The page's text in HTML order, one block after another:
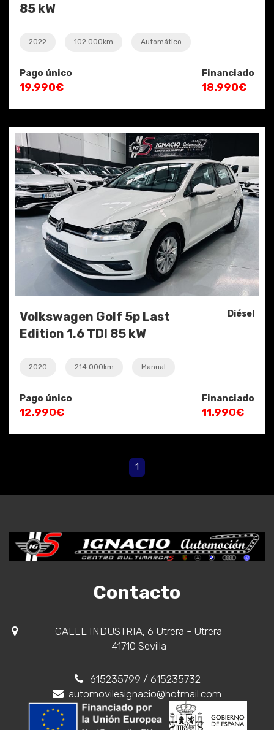
85 kW
2022 102.000km Automático
Pago único
19.990€
Financiado
18.990€
Volkswagen Golf 5p Last
Edition 1.6 TDI 85 kW
Diésel
2020 214.000km Manual
Pago único
12.990€
Financiado
11.990€
1
Contacto
CALLE INDUSTRIA, 6 Utrera - Utrera
41710 Sevilla
615235799 / 615235732
automovilesignacio@hotmail.com